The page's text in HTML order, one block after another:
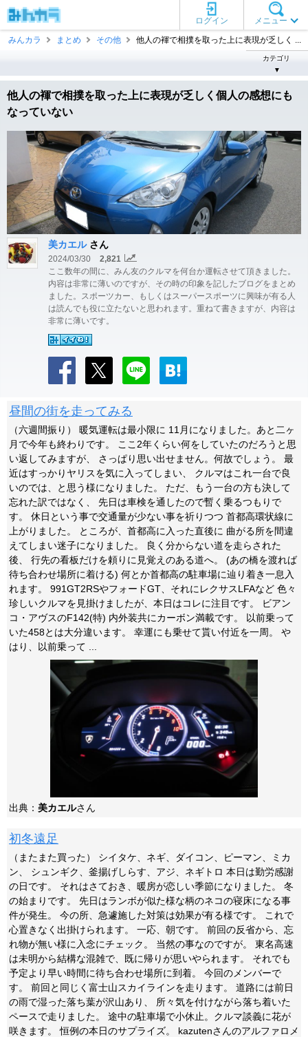
メニュー
ログイン
みんカラ
まとめ その他 他人の褌で相撲を取った上に表現が乏しく ...
カテゴリ
▼
他人の褌で相撲を取った上に表現が乏しく個人の感想にも
なっていない
美カエルさん
2024/03/30
2,821
ここ数年の間に、みん友のクルマを何台か運転させて頂きました。
内容は非常に薄いのですが、その時の印象を記したブログをまとめ
ました。スポーツカー、もしくはスーパースポーツに興味が有る人
は読んでも役に立たないと思われます。重ねて書きますが、内容は
非常に薄いです。
昼間の街を走ってみる
（六週間振り） 暖気運転は最小限に 11月になりました。あと二ヶ
月で今年も終わりです。 ここ2年くらい何をしていたのだろうと思
い返してみますが、 さっぱり思い出せません。何故でしょう。 最
近はすっかりヤリスを気に入ってしまい、 クルマはこれ一台で良
いのでは、と思う様になりました。 ただ、もう一台の方も決して
忘れた訳ではなく、 先日は車検を通したので暫く乗るつもりで
す。 休日という事で交通量が少ない事を祈りつつ 首都高環状線に
上がりました。 ところが、首都高に入った直後に 曲がる所を間違
えてしまい迷子になりました。 良く分からない道を走らされた
後、 行先の看板だけを頼りに見覚えのある道へ。 (あの橋を渡れば
待ち合わせ場所に着ける) 何とか首都高の駐車場に辿り着き一息入
れます。 991GT2RSやフォードGT、それにレクサスLFAなど 色々
珍しいクルマを見掛けましたが、本日はコレに注目です。 ビアン
コ・アヴスのF142(特) 内外装共にカーボン満載です。 以前乗って
いた458とは大分違います。 幸運にも乗せて貰い付近を一周。 や
はり、以前乗って ...
出典： 美カエルさん
初冬遠足
（またまた買った） シイタケ、ネギ、ダイコン、ピーマン、ミカ
ン、 シュンギク、釜揚げしらす、アジ、ネギトロ 本日は勤労感謝
の日です。 それはさておき、暖房が恋しい季節になりました。 冬
の始まりです。 先日はランボが似た様な柄のネコの寝床になる事
件が発生。 今の所、急遽施した対策は効果が有る様です。 これで
心置きなく出掛けられます。 一応、朝です。 前回の反省から、忘
れ物が無い様に入念にチェック。 当然の事なのですが。 東名高速
は未明から結構な混雑で、既に帰りが思いやられます。 それでも
予定より早い時間に待ち合わせ場所に到着。 今回のメンバーで
す。 前回と同じく富士山スカイラインを走ります。 道路には前日
の雨で湿った落ち葉が沢山あり、 所々気を付けながら落ち着いた
ペースで走りました。 途中の駐車場で小休止。クルマ談義に花が
咲きます。 恒例の本日のサプライズ。 kazutenさんのアルファロメ